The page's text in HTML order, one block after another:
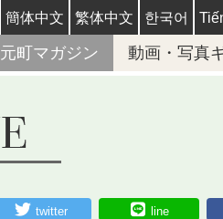
簡体中文 繁体中文 한국어
元町マガジン 動画・写真
twitter line